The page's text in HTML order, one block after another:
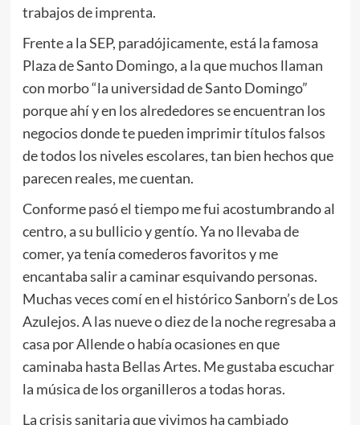
trabajos de imprenta.
Frente a la SEP, paradójicamente, está la famosa
Plaza de Santo Domingo, a la que muchos llaman
con morbo “la universidad de Santo Domingo”
porque ahí y en los alrededores se encuentran los
negocios donde te pueden imprimir títulos falsos
de todos los niveles escolares, tan bien hechos que
parecen reales, me cuentan.
Conforme pasó el tiempo me fui acostumbrando al
centro, a su bullicio y gentío. Ya no llevaba de
comer, ya tenía comederos favoritos y me
encantaba salir a caminar esquivando personas.
Muchas veces comí en el histórico Sanborn’s de Los
Azulejos. A las nueve o diez de la noche regresaba a
casa por Allende o había ocasiones en que
caminaba hasta Bellas Artes. Me gustaba escuchar
la música de los organilleros a todas horas.
La crisis sanitaria que vivimos ha cambiado